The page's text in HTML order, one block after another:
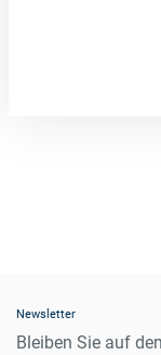
Newsletter
Bleiben Sie auf